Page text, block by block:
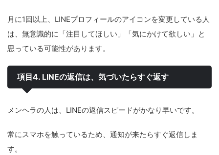
月に1回以上、LINEプロフィールのアイコンを変更している人
は、無意識的に「注目してほしい」「気にかけて欲しい」と
思っている可能性があります。
項目4. LINEの返信は、気づいたらすぐ返す
メンヘラの人は、LINEの返信スピードがかなり早いです。
常にスマホを触っているため、通知が来たらすぐ返信しま
す。